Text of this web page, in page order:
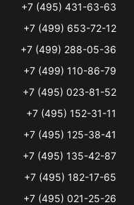
+7 (495) 431-63-63
+7 (499) 653-72-12
+7 (499) 288-05-36
+7 (499) 110-86-79
+7 (495) 023-81-52
+7 (495) 152-31-11
+7 (495) 125-38-41
+7 (495) 135-42-87
+7 (495) 182-17-65
+7 (495) 021-25-26